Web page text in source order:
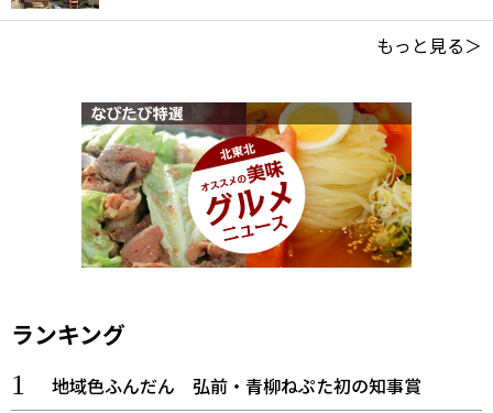
もっと見る＞
ランキング
地域色ふんだん 弘前・青柳ねぷた初の知事賞